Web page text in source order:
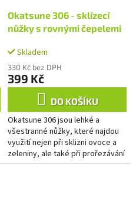
Okatsune 306 - sklízecí
nůžky s rovnými čepelemi
Skladem
330 Kč bez DPH
399 Kč
DO KOŠÍKU
Okatsune 306 jsou lehké a
všestranné nůžky, které najdou
využití nejen při sklizni ovoce a
zeleniny, ale také při prořezávání
rostlin. Rovné ostré čepele